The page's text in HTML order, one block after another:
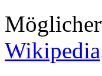
Wikipedia